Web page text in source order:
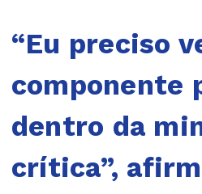
“Eu preciso
componente
dentro da
crítica”,